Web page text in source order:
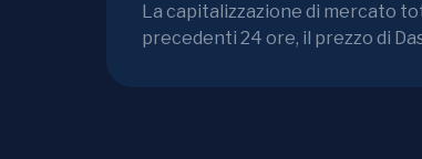
La capitalizzazione di mercato
precedenti 24 ore, il prezzo di